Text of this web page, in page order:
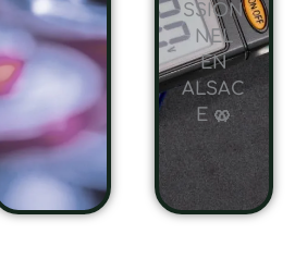
SSION
NEL
EN
ALSAC
E 🥨